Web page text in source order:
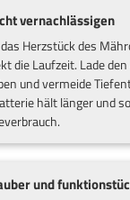
vernachlässigen
Herzstück des
die Laufzeit. Lade
und vermeide
hält länger und
und